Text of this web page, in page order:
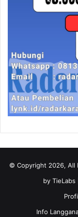
© Copyright 2026, All
by TieLabs
Info